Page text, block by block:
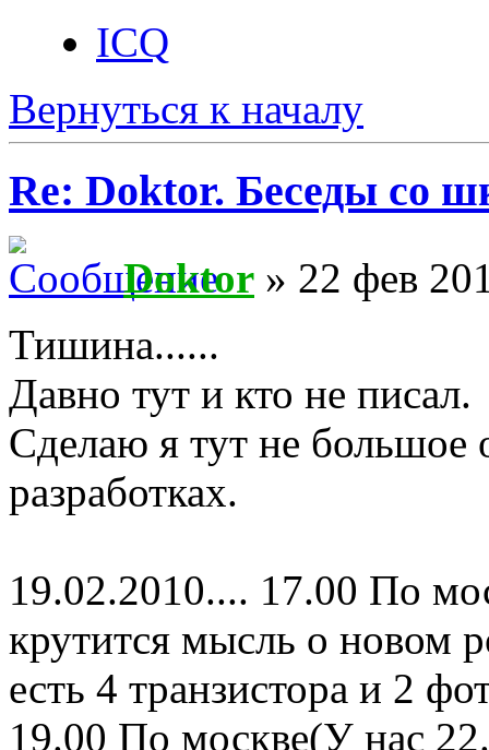
ICQ
Вернуться к началу
Re: Doktor. Беседы со
Doktor » 22 фев
Тишина......
Давно тут и кто не писал.
Сделаю я тут не большое
разработках.
19.02.2010.... 17.00 По
крутится мысль о новом
есть 4 транзистора и 2
19.00 По москве(У нас